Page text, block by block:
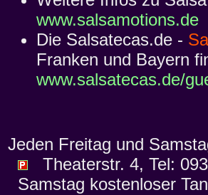
www.salsamotions.de
Die Salsatecas.de -
Franken und Bayern
www.salsatecas.de/
Jeden Freitag und
Theaterstr. 4, Tel:
Samstag kostenloser